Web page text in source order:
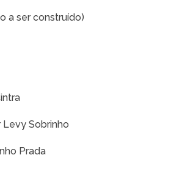
a ser construído)
Levy Sobrinho
Prada